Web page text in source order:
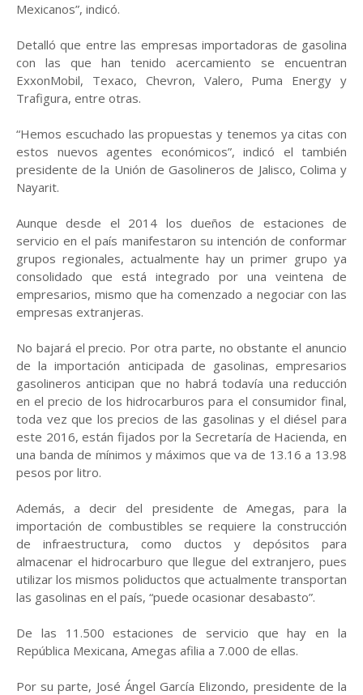
Mexicanos”, indicó.
Detalló que entre las empresas importadoras de gasolina
con las que han tenido acercamiento se encuentran
ExxonMobil, Texaco, Chevron, Valero, Puma Energy y
Trafigura, entre otras.
“Hemos escuchado las propuestas y tenemos ya citas con
estos nuevos agentes económicos”, indicó el también
presidente de la Unión de Gasolineros de Jalisco, Colima y
Nayarit.
Aunque desde el 2014 los dueños de estaciones de
servicio en el país manifestaron su intención de conformar
grupos regionales, actualmente hay un primer grupo ya
consolidado que está integrado por una veintena de
empresarios, mismo que ha comenzado a negociar con las
empresas extranjeras.
No bajará el precio. Por otra parte, no obstante el anuncio
de la importación anticipada de gasolinas, empresarios
gasolineros anticipan que no habrá todavía una reducción
en el precio de los hidrocarburos para el consumidor final,
toda vez que los precios de las gasolinas y el diésel para
este 2016, están fijados por la Secretaría de Hacienda, en
una banda de mínimos y máximos que va de 13.16 a 13.98
pesos por litro.
Además, a decir del presidente de Amegas, para la
importación de combustibles se requiere la construcción
de infraestructura, como ductos y depósitos para
almacenar el hidrocarburo que llegue del extranjero, pues
utilizar los mismos poliductos que actualmente transportan
las gasolinas en el país, “puede ocasionar desabasto”.
De las 11.500 estaciones de servicio que hay en la
República Mexicana, Amegas afilia a 7.000 de ellas.
Por su parte, José Ángel García Elizondo, presidente de la